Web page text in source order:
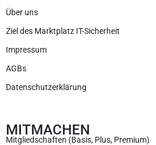
Über uns
Ziel des Marktplatz IT-Sicherheit
Impressum
AGBs
Datenschutzerklärung
MITMACHEN
Mitgliedschaften (Basis, Plus, Premium)